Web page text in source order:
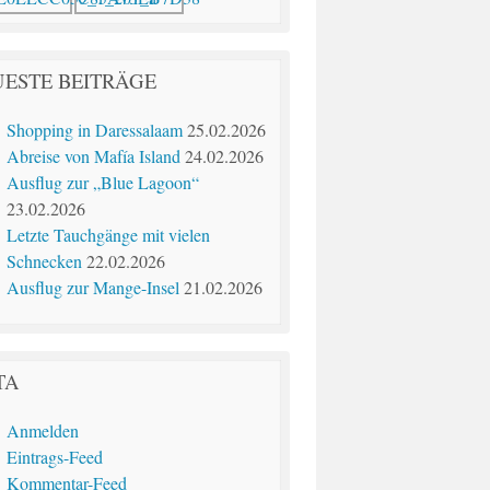
BEITRÄGE
Shopping in Daressalaam 25.02.2026
Abreise von Mafía Island 24.02.2026
Ausflug zur „Blue Lagoon“
23.02.2026
Letzte Tauchgänge mit vielen
Schnecken 22.02.2026
Ausflug zur Mange-Insel 21.02.2026
Anmelden
Eintrags-Feed
Kommentar-Feed